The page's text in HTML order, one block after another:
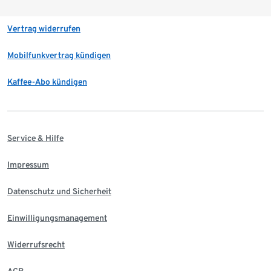
Vertrag widerrufen
Mobilfunkvertrag kündigen
Kaffee-Abo kündigen
Service & Hilfe
Impressum
Datenschutz und Sicherheit
Einwilligungsmanagement
Widerrufsrecht